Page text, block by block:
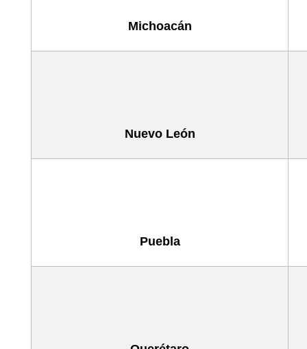
Michoacán
Nuevo León
Puebla